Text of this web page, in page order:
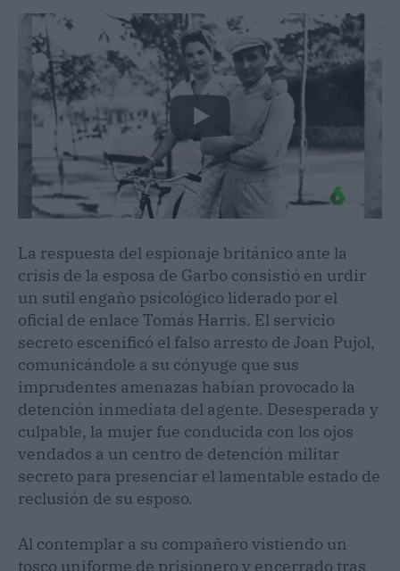
La respuesta del espionaje británico ante la
crisis de la esposa de Garbo consistió en urdir
un sutil engaño psicológico liderado por el
oficial de enlace Tomás Harris. El servicio
secreto escenificó el falso arresto de Joan Pujol,
comunicándole a su cónyuge que sus
imprudentes amenazas habían provocado la
detención inmediata del agente. Desesperada y
culpable, la mujer fue conducida con los ojos
vendados a un centro de detención militar
secreto para presenciar el lamentable estado de
reclusión de su esposo.
Al contemplar a su compañero vistiendo un
tosco uniforme de prisionero y encerrado tras